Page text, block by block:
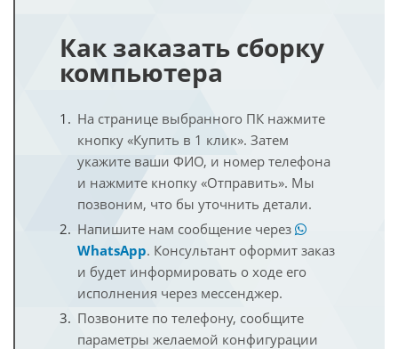
Как заказать сборку
компьютера
На странице выбранного ПК нажмите
кнопку «Купить в 1 клик». Затем
укажите ваши ФИО, и номер телефона
и нажмите кнопку «Отправить». Мы
позвоним, что бы уточнить детали.
Напишите нам сообщение через
WhatsApp. Консультант оформит заказ
и будет информировать о ходе его
исполнения через мессенджер.
Позвоните по телефону, сообщите
параметры желаемой конфигурации